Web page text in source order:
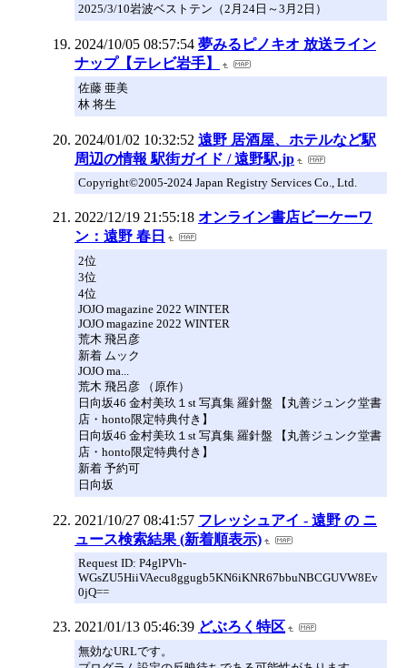
2025/3/10岩波ベストテン（2月24日～3月2日）
2024/10/05 08:57:54 夢みるピノキオ 放送ライン
ナップ【テレビ岩手】
佐藤 亜美
林 将生
2024/01/02 10:32:52 遠野 居酒屋、ホテルなど駅
周辺の情報 駅街ガイド / 遠野駅.jp
Copyright©2005-2024 Japan Registry Services Co., Ltd.
2022/12/19 21:55:18 オンライン書店ビーケーワ
ン：遠野 春日
2位
3位
4位
JOJO magazine 2022 WINTER
JOJO magazine 2022 WINTER
荒木 飛呂彦
新着 ムック
JOJO ma...
荒木 飛呂彦 （原作）
日向坂46 金村美玖１st 写真集 羅針盤 【丸善ジュンク堂書
店・honto限定特典付き】
日向坂46 金村美玖１st 写真集 羅針盤 【丸善ジュンク堂書
店・honto限定特典付き】
新着 予約可
日向坂
2021/10/27 08:41:57 フレッシュアイ - 遠野 の ニ
ュース検索結果 (新着順表示)
Request ID: P4glPVh-
WGsZU5HiiVAecu8ggugb5KN6iKNR67bbuNBCGUVW8Ev
0jQ==
2021/01/13 05:46:39 どぶろく特区
無効なURLです。